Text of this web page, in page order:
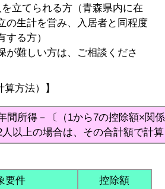
立てられる方（青森県内に在
の生計を営み、入居者と同程度
する方）
が難しい方は、ご相談くださ
算方法）】
間所得－〔（1から7の控除額×関
以上の場合は、その合計額で計
要件 控除額